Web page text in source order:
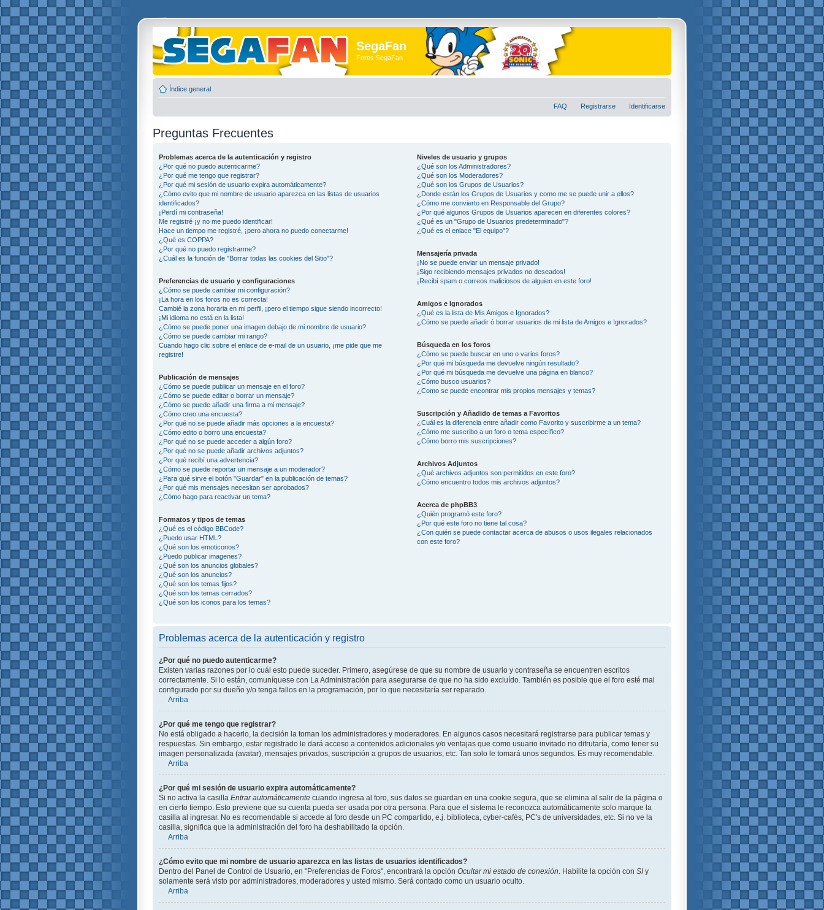
SegaFan
Foros SegaFan
Índice general
FAQ Registrarse Identificarse
Preguntas Frecuentes
Problemas acerca de la autenticación y registro
¿Por qué no puedo autenticarme?
¿Por qué me tengo que registrar?
¿Por qué mi sesión de usuario expira automáticamente?
¿Cómo evito que mi nombre de usuario aparezca en las listas de usuarios
identificados?
¡Perdí mi contraseña!
Me registré ¡y no me puedo identificar!
Hace un tiempo me registré, ¡pero ahora no puedo conectarme!
¿Qué es COPPA?
¿Por qué no puedo registrarme?
¿Cuál es la función de "Borrar todas las cookies del Sitio"?
Preferencias de usuario y configuraciones
¿Cómo se puede cambiar mi configuración?
¡La hora en los foros no es correcta!
Cambié la zona horaria en mi perfil, ¡pero el tiempo sigue siendo incorrecto!
¡Mi idioma no está en la lista!
¿Cómo se puede poner una imagen debajo de mi nombre de usuario?
¿Cómo se puede cambiar mi rango?
Cuando hago clic sobre el enlace de e-mail de un usuario, ¡me pide que me
registre!
Publicación de mensajes
¿Cómo se puede publicar un mensaje en el foro?
¿Cómo se puede editar o borrar un mensaje?
¿Cómo se puede añadir una firma a mi mensaje?
¿Cómo creo una encuesta?
¿Por qué no se puede añadir más opciones a la encuesta?
¿Cómo edito o borro una encuesta?
¿Por qué no se puede acceder a algún foro?
¿Por qué no se puede añadir archivos adjuntos?
¿Por qué recibí una advertencia?
¿Cómo se puede reportar un mensaje a un moderador?
¿Para qué sirve el botón "Guardar" en la publicación de temas?
¿Por qué mis mensajes necesitan ser aprobados?
¿Cómo hago para reactivar un tema?
Formatos y tipos de temas
¿Qué es el código BBCode?
¿Puedo usar HTML?
¿Qué son los emoticonos?
¿Puedo publicar imagenes?
¿Qué son los anuncios globales?
¿Qué son los anuncios?
¿Qué son los temas fijos?
¿Qué son los temas cerrados?
¿Qué son los iconos para los temas?
Niveles de usuario y grupos
¿Qué son los Administradores?
¿Qué son los Moderadores?
¿Qué son los Grupos de Usuarios?
¿Donde están los Grupos de Usuarios y como me se puede unir a ellos?
¿Cómo me convierto en Responsable del Grupo?
¿Por qué algunos Grupos de Usuarios aparecen en diferentes colores?
¿Qué es un "Grupo de Usuarios predeterminado"?
¿Qué es el enlace "El equipo"?
Mensajería privada
¡No se puede enviar un mensaje privado!
¡Sigo recibiendo mensajes privados no deseados!
¡Recibí spam o correos maliciosos de alguien en este foro!
Amigos e Ignorados
¿Qué es la lista de Mis Amigos e Ignorados?
¿Cómo se puede añadir ó borrar usuarios de mi lista de Amigos e Ignorados?
Búsqueda en los foros
¿Cómo se puede buscar en uno o varios foros?
¿Por qué mi búsqueda me devuelve ningún resultado?
¿Por qué mi búsqueda me devuelve una página en blanco?
¿Cómo busco usuarios?
¿Como se puede encontrar mis propios mensajes y temas?
Suscripción y Añadido de temas a Favoritos
¿Cuál es la diferencia entre añadir como Favorito y suscribirme a un tema?
¿Cómo me suscribo a un foro o tema específico?
¿Cómo borro mis suscripciones?
Archivos Adjuntos
¿Qué archivos adjuntos son permitidos en este foro?
¿Cómo encuentro todos mis archivos adjuntos?
Acerca de phpBB3
¿Quién programó este foro?
¿Por qué este foro no tiene tal cosa?
¿Con quién se puede contactar acerca de abusos o usos ilegales relacionados
con este foro?
Problemas acerca de la autenticación y registro
¿Por qué no puedo autenticarme?
Existen varias razones por lo cuál esto puede suceder. Primero, asegúrese de que su nombre de usuario y contraseña se encuentren escritos
correctamente. Si lo están, comuníquese con La Administración para asegurarse de que no ha sido excluído. También es posible que el foro esté mal
configurado por su dueño y/o tenga fallos en la programación, por lo que necesitaría ser reparado.
Arriba
¿Por qué me tengo que registrar?
No está obligado a hacerlo, la decisión la toman los administradores y moderadores. En algunos casos necesitará registrarse para publicar temas y
respuestas. Sin embargo, estar registrado le dará acceso a contenidos adicionales y/o ventajas que como usuario invitado no difrutaría, como tener su
imagen personalizada (avatar), mensajes privados, suscripción a grupos de usuarios, etc. Tan solo le tomará unos segundos. Es muy recomendable.
Arriba
¿Por qué mi sesión de usuario expira automáticamente?
Si no activa la casilla Entrar automáticamente cuando ingresa al foro, sus datos se guardan en una cookie segura, que se elimina al salir de la página o
en cierto tiempo. Esto previene que su cuenta pueda ser usada por otra persona. Para que el sistema le reconozca automáticamente solo marque la
casilla al ingresar. No es recomendable si accede al foro desde un PC compartido, e.j. biblioteca, cyber-cafés, PC's de universidades, etc. Si no ve la
casilla, significa que la administración del foro ha deshabilitado la opción.
Arriba
¿Cómo evito que mi nombre de usuario aparezca en las listas de usuarios identificados?
Dentro del Panel de Control de Usuario, en "Preferencias de Foros", encontrará la opción Ocultar mi estado de conexión . Habilite la opción con SI y
solamente será visto por administradores, moderadores y usted mismo. Será contado como un usuario oculto.
Arriba